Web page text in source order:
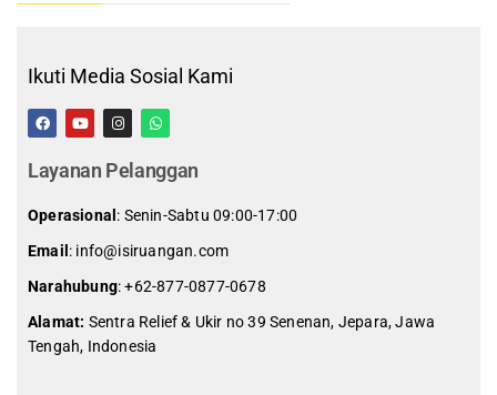
Ikuti Media Sosial Kami
Layanan Pelanggan
Operasional : Senin-Sabtu 09:00-17:00
Email : info@isiruangan.com
Narahubung:+62-877-0877-0678
Alamat: Sentra Relief & Ukir no 39 Senenan, Jepara, Jawa
Tengah, Indonesia